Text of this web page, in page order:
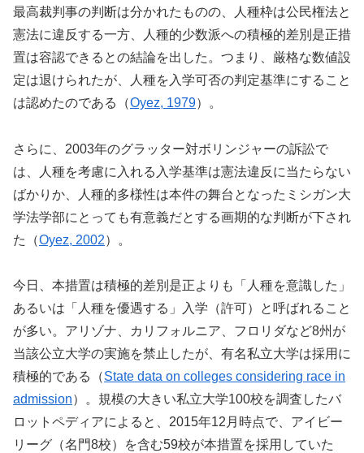
最高裁判事の判断は分かれたものの、人種枠は公民権法と
憲法に違反する一方、人種的少数派への積極的差別是正措
置は容認できるとの結論を出した。つまり、厳格な数値設
定は退けられたが、人種を入学可否の判定基準にすること
は認めたのである（Oyez, 1979）。
さらに、2003年のグラッター対ボリンジャーの訴訟で
は、人種を考慮に入れる入学基準は憲法違反に当たらない
ばかりか、人種的多様性は本件の舞台となったミシガン大
学法学部にとっても有意義だとする画期的な判断が下され
た（Oyez, 2002）。
今日、本措置は積極的差別是正よりも「人種を意識した」
あるいは「人種を優遇する」入学（許可）と呼ばれること
が多い。アリゾナ、カリフォルニア、フロリダなど8州が
当該公立大学の実施を禁止したが、有名私立大学は採用に
積極的である（State data on colleges considering race in
admission）。規模の大きい私立大学100校を調査したバ
ロットペディアによると、2015年12月時点で、アイビー
リーグ（名門8校）を含む59校が本措置を採用していた